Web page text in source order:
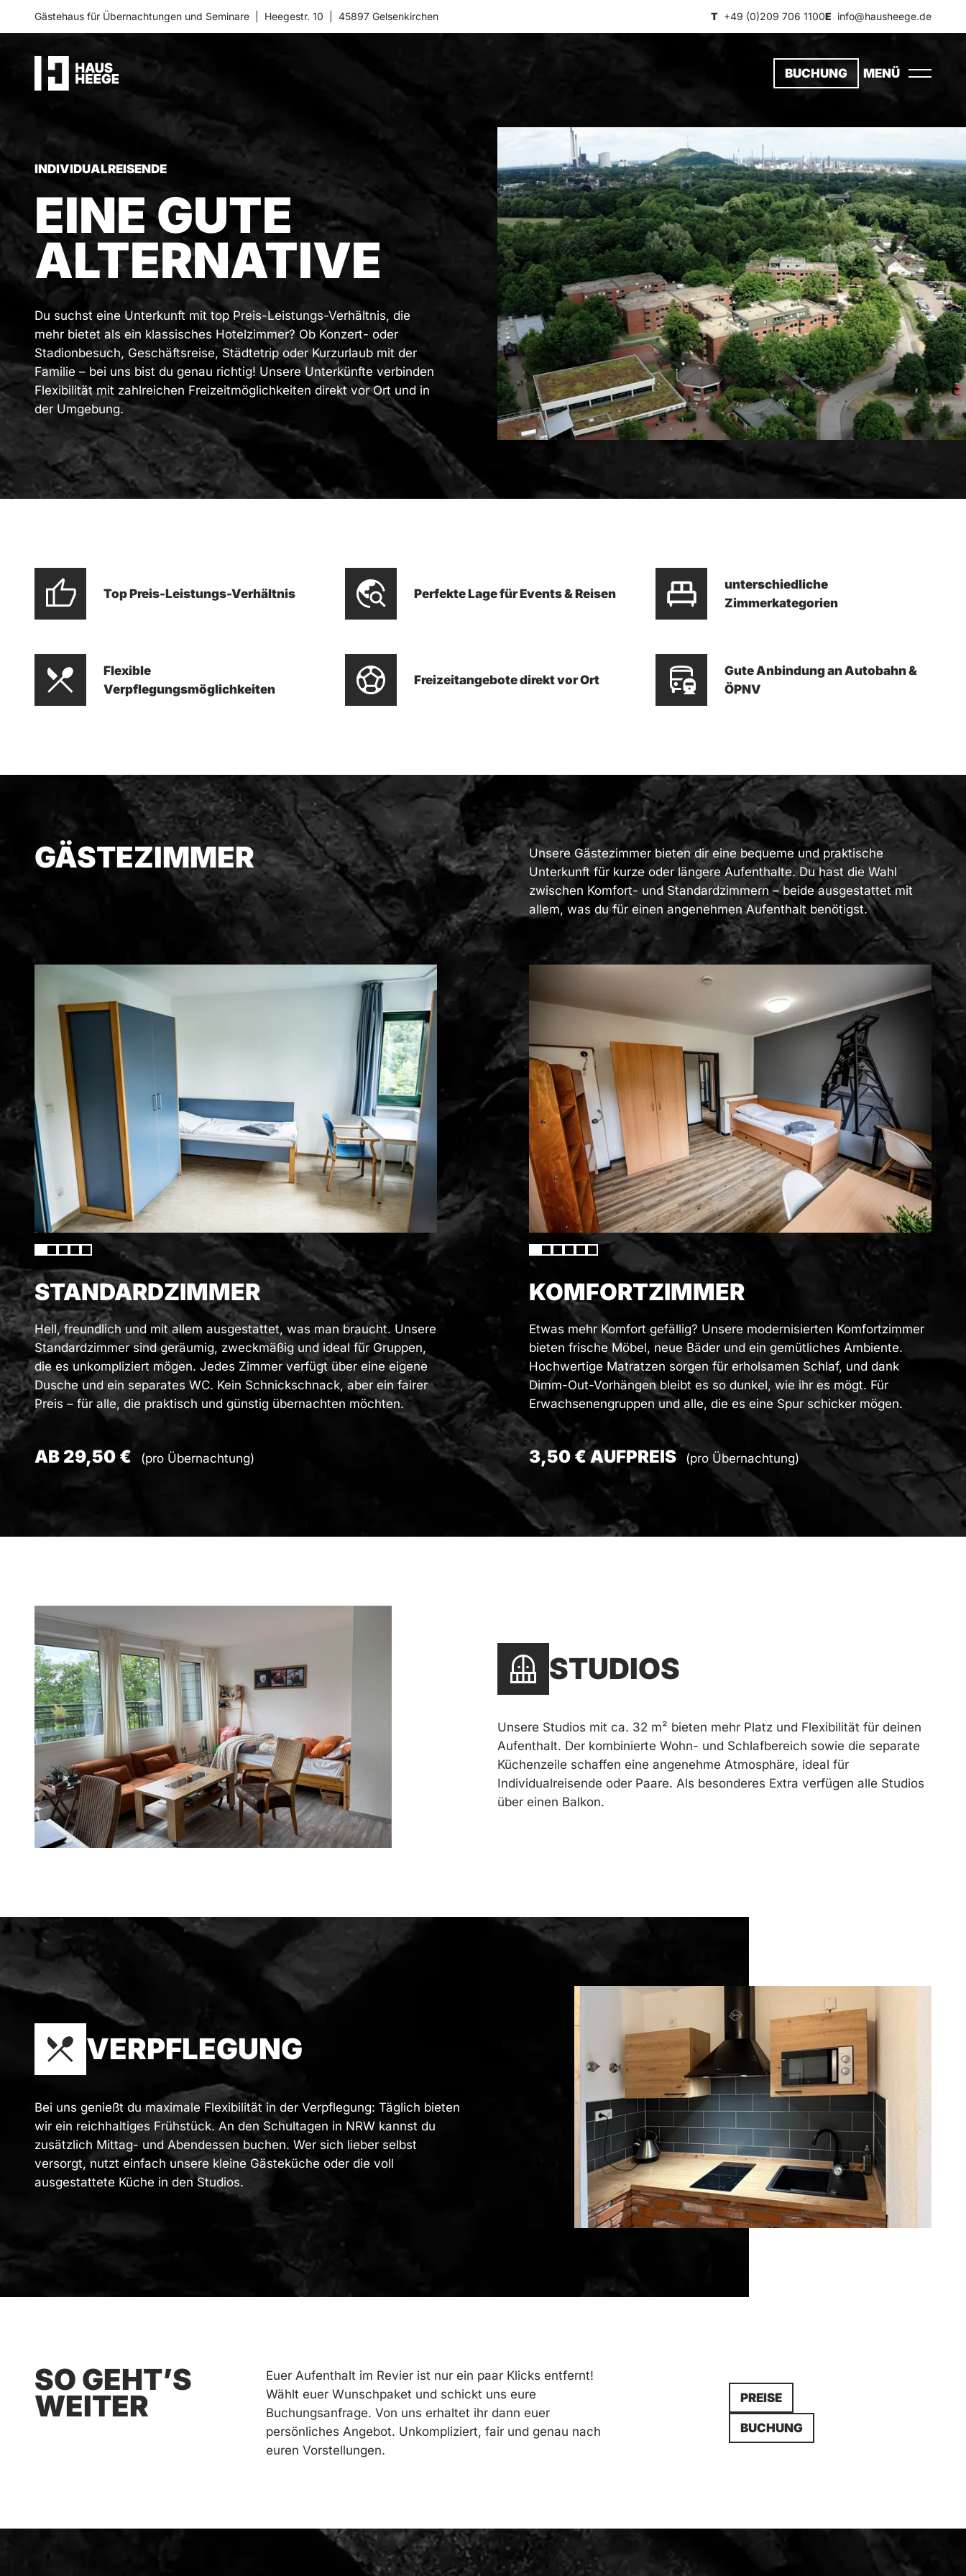
Gästehaus für Übernachtungen und Seminare Heegestr. 10 45897 Gelsenkirchen T +49 (0)209 706 1100E info@hausheege.de
BUCHUNG MENÜ
INDIVIDUALREISENDE
EINE GUTE
ALTERNATIVE
Du suchst eine Unterkunft mit top Preis-Leistungs-Verhältnis, die
mehr bietet als ein klassisches Hotelzimmer? Ob Konzert- oder
Stadionbesuch, Geschäftsreise, Städtetrip oder Kurzurlaub mit der
Familie – bei uns bist du genau richtig! Unsere Unterkünfte verbinden
Flexibilität mit zahlreichen Freizeitmöglichkeiten direkt vor Ort und in
der Umgebung.
Top Preis-Leistungs-Verhältnis Perfekte Lage für Events & Reisen
unterschiedliche
Zimmerkategorien
Flexible
Verpflegungsmöglichkeiten
Freizeitangebote direkt vor Ort
Gute Anbindung an Autobahn &
ÖPNV
GÄSTEZIMMER
Unsere Gästezimmer bieten dir eine bequeme und praktische
Unterkunft für kurze oder längere Aufenthalte. Du hast die Wahl
zwischen Komfort- und Standardzimmern – beide ausgestattet mit
allem, was du für einen angenehmen Aufenthalt benötigst.
STANDARDZIMMER
Hell, freundlich und mit allem ausgestattet, was man braucht. Unsere
Standardzimmer sind geräumig, zweckmäßig und ideal für Gruppen,
die es unkompliziert mögen. Jedes Zimmer verfügt über eine eigene
Dusche und ein separates WC. Kein Schnickschnack, aber ein fairer
Preis – für alle, die praktisch und günstig übernachten möchten.
AB 29,50 € (pro Übernachtung)
KOMFORTZIMMER
Etwas mehr Komfort gefällig? Unsere modernisierten Komfortzimmer
bieten frische Möbel, neue Bäder und ein gemütliches Ambiente.
Hochwertige Matratzen sorgen für erholsamen Schlaf, und dank
Dimm-Out-Vorhängen bleibt es so dunkel, wie ihr es mögt. Für
Erwachsenengruppen und alle, die es eine Spur schicker mögen.
3,50 € AUFPREIS (pro Übernachtung)
STUDIOS
Unsere Studios mit ca. 32 m² bieten mehr Platz und Flexibilität für deinen
Aufenthalt. Der kombinierte Wohn- und Schlafbereich sowie die separate
Küchenzeile schaffen eine angenehme Atmosphäre, ideal für
Individualreisende oder Paare. Als besonderes Extra verfügen alle Studios
über einen Balkon.
VERPFLEGUNG
Bei uns genießt du maximale Flexibilität in der Verpflegung: Täglich bieten
wir ein reichhaltiges Frühstück. An den Schultagen in NRW kannst du
zusätzlich Mittag- und Abendessen buchen. Wer sich lieber selbst
versorgt, nutzt einfach unsere kleine Gästeküche oder die voll
ausgestattete Küche in den Studios.
SO GEHT’S
WEITER
Euer Aufenthalt im Revier ist nur ein paar Klicks entfernt!
Wählt euer Wunschpaket und schickt uns eure
Buchungsanfrage. Von uns erhaltet ihr dann euer
persönliches Angebot. Unkompliziert, fair und genau nach
euren Vorstellungen.
PREISE
BUCHUNG